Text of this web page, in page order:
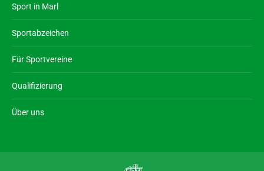
Sport in Marl
Sportabzeichen
Für Sportvereine
Qualifizierung
Über uns